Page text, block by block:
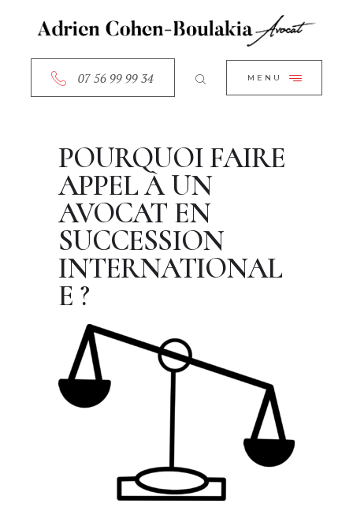
07 56 99 99 34 MENU
CLOSE
ACCUEIL
SERVICES
CONTACT
POURQUOI FAIRE
APPEL À UN
AVOCAT EN
SUCCESSION
INTERNATIONAL
E ?